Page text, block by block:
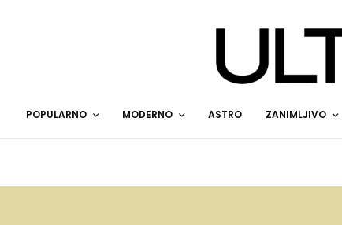
POPULARNO MODERNO ASTRO ZANIMLJIVO